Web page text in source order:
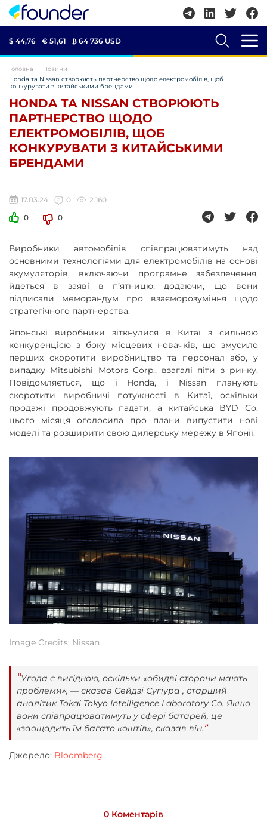
$ 44,76 € 51,61 ₿ 64 736 USD
Головна
Новини
Honda та Nissan створюють партнерство щодо електромобілів, щоб
конкурувати з китайськими брендами
HONDA ТА NISSAN СТВОРЮЮТЬ
ПАРТНЕРСТВО ЩОДО
ЕЛЕКТРОМОБІЛІВ, ЩОБ
КОНКУРУВАТИ З КИТАЙСЬКИМИ
БРЕНДАМИ
17.03.24 0
2 160
0
0
Виробники автомобілів співпрацюватимуть над
основними технологіями для електромобілів на основі
акумуляторів, включаючи програмне забезпечення,
йдеться в заяві в п’ятницю, додаючи, що вони
підписали меморандум про взаєморозуміння щодо
стратегічного партнерства.
Японські виробники зіткнулися в Китаї з сильною
конкуренцією з боку місцевих новачків, що змусило
перших скоротити виробництво та персонал або, у
випадку Mitsubishi Motors Corp., взагалі піти з ринку.
Повідомляється, що і Honda, і Nissan планують
скоротити виробничі потужності в Китаї, оскільки
продажі продовжують падати, а китайська BYD Co.
цього місяця оголосила про плани випустити нові
моделі та розширити свою дилерську мережу в Японії.
Image Credits: Nissan
Угода є вигідною, оскільки «обидві сторони мають
проблеми», — сказав Сейдзі Сугіура , старший
аналітик Tokai Tokyo Intelligence Laboratory Co. Якщо
вони співпрацюватимуть у сфері батарей, це
«заощадить їм багато коштів», сказав він.
Джерело: Bloomberg
0 Коментарів